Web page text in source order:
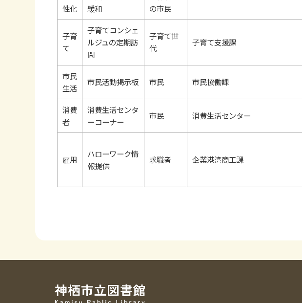
性化
緩和
の市民
子育
て
子育てコンシェ
ルジュの定期訪
問
子育て世
代
子育て支援課
市民
生活
市民活動掲示板 市民 市民協働課
消費
者
消費生活センタ
ーコーナー
市民 消費生活センター
雇用
ハローワーク情
報提供
求職者 企業港湾商工課